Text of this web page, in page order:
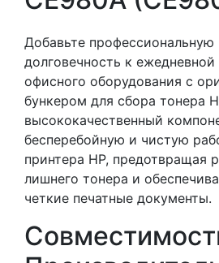
Добавьте
долговечность к
офисного оборудования с
бункером для сбора тонера
высококачественный
бесперебойную и чистую
принтера HP, предотвращая
лишнего тонера и
четкие печатные документы.